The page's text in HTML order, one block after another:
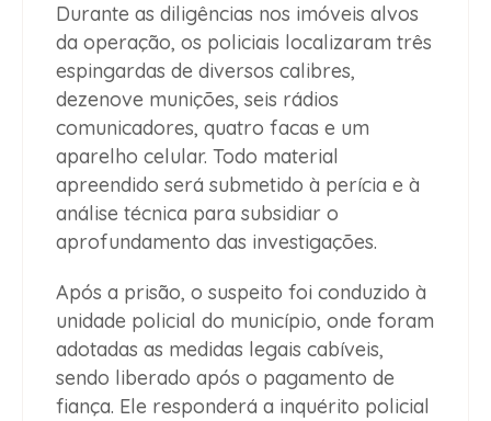
Durante as diligências nos imóveis alvos
da operação, os policiais localizaram três
espingardas de diversos calibres,
dezenove munições, seis rádios
comunicadores, quatro facas e um
aparelho celular. Todo material
apreendido será submetido à perícia e à
análise técnica para subsidiar o
aprofundamento das investigações.
Após a prisão, o suspeito foi conduzido à
unidade policial do município, onde foram
adotadas as medidas legais cabíveis,
sendo liberado após o pagamento de
fiança. Ele responderá a inquérito policial